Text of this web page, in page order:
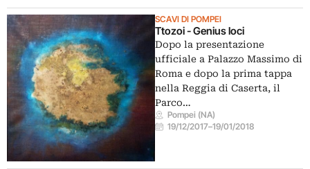
SCAVI DI POMPEI
Ttozoi - Genius loci
Dopo la presentazione
ufficiale a Palazzo Massimo di
Roma e dopo la prima tappa
nella Reggia di Caserta, il
Parco…
Pompei (NA)
19/12/2017–19/01/2018